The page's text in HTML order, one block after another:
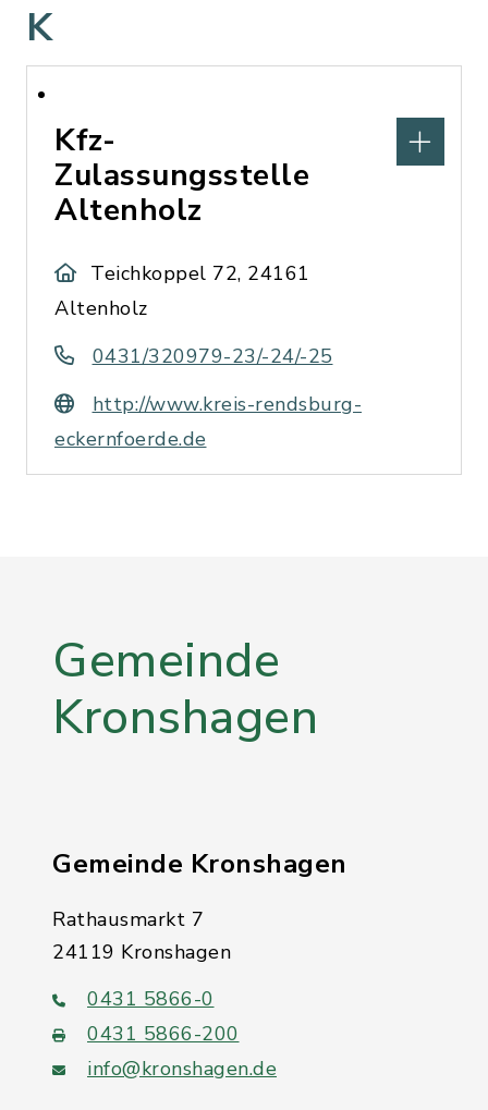
K
Kfz-
Zulassungsstelle
Altenholz
Teichkoppel 72, 24161
Altenholz
0431/320979-23/-24/-25
http://www.kreis-rendsburg-
eckernfoerde.de
Gemeinde
Kronshagen
Gemeinde Kronshagen
Rathausmarkt 7
24119 Kronshagen
0431 5866-0
0431 5866-200
info@kronshagen.de